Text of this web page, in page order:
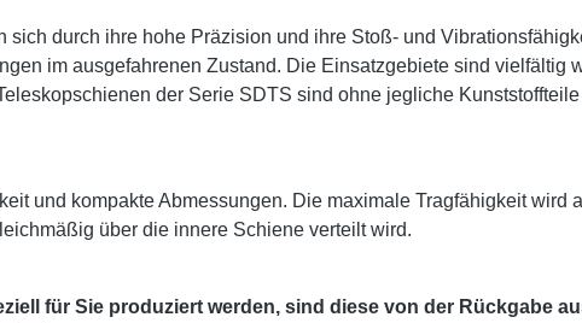
durch ihre hohe Präzision und ihre Stoß- und
im ausgefahrenen Zustand. Die Einsatzgebiete sind vielfältig
der Serie SDTS sind ohne jegliche
und kompakte Abmessungen. Die maximale Tragfähigkeit
über die innere Schiene verteilt wird.
für Sie produziert werden, sind diese von der Rückgabe